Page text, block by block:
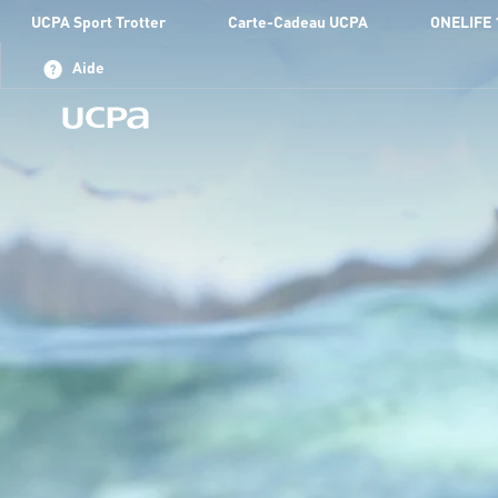
UCPA Sport Trotter Carte-Cadeau UCPA
Aide